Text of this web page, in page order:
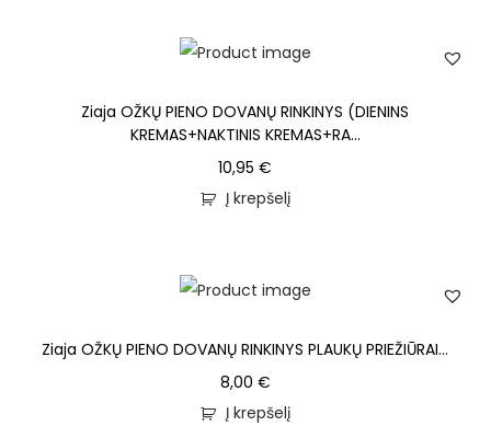
Ziaja OŽKŲ PIENO DOVANŲ RINKINYS (DIENINS
KREMAS+NAKTINIS KREMAS+RA...
10,95€
Į krepšelį
Ziaja OŽKŲ PIENO DOVANŲ RINKINYS PLAUKŲ PRIEŽIŪRAI...
8,00 €
Į krepšelį